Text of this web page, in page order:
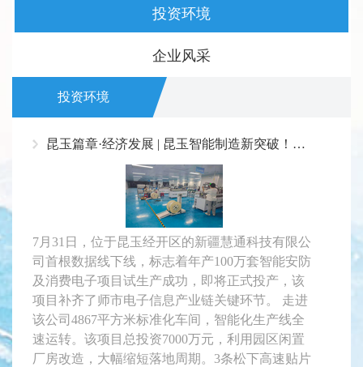
投资环境
企业风采
投资环境
昆玉篇章·经济发展 | 昆玉智能制造新突破！新疆慧通科技年产100万套电子项目即将投产
7月31日，位于昆玉经开区的新疆慧通科技有限公
司首根数据线下线，标志着年产100万套智能安防
及消费电子项目试生产成功，即将正式投产，该
项目补齐了师市电子信息产业链关键环节。 走进
该公司4867平方米标准化车间，智能化生产线全
速运转。该项目总投资7000万元，利用园区闲置
厂房改造，大幅缩短落地周期。3条松下高速贴片